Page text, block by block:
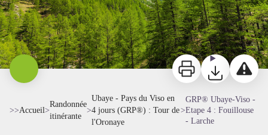
ImprimerTéléchargerSignaler
>>Accueil>
Randonnée
itinérante
>
Ubaye - Pays du Viso en
4 jours (GRP®) : Tour de
l'Oronaye
>
GRP® Ubaye-Viso -
Etape 4 : Fouillouse
- Larche